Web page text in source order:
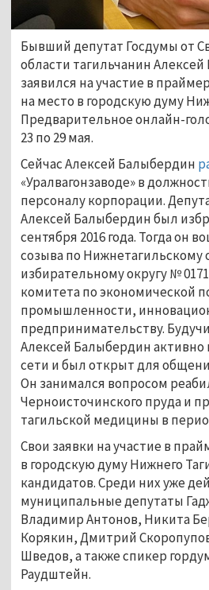
Бывший депутат Госдумы от
области тагильчанин
заявился на участие в
на место в городскую думу
Предварительное онлайн-
23 по 29 мая.
Сейчас Алексей Балыбердин
«Уралвагонзаводе» в
персоналу корпорации.
Алексей Балыбердин был
сентября 2016 года. Тогда он
созыва по
избирательному округу №
комитета по экономической
промышленности,
предпринимательству.
Алексей Балыбердин активно
сети и был открыт для
Он занимался вопросом
Черноисточинского пруда и
тагильской медицины в
Свои заявки на участие в
в городскую думу Нижнего
кандидатов. Среди них уже
муниципальные депутаты
Владимир Антонов, Никита
Корякин, Дмитрий
Шведов, а также спикер
Раудштейн.